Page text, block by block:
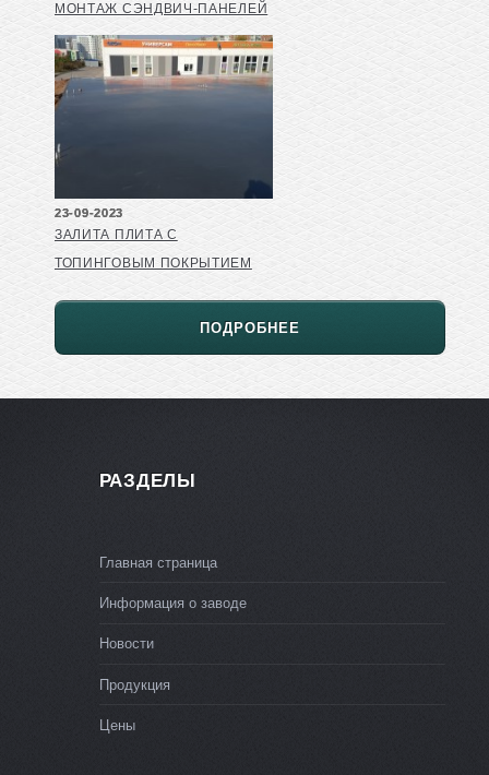
МОНТАЖ СЭНДВИЧ-ПАНЕЛЕЙ
23-09-2023
ЗАЛИТА ПЛИТА С
ТОПИНГОВЫМ ПОКРЫТИЕМ
ПОДРОБНЕЕ
РАЗДЕЛЫ
Главная страница
Информация о заводе
Новости
Продукция
Цены